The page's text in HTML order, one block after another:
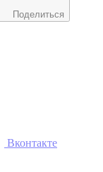
Поделиться
Вконтакте